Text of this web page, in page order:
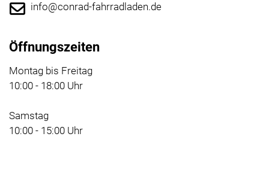
info@conrad-fahrradladen.de
Öffnungszeiten
Montag bis Freitag
10:00 - 18:00 Uhr
Samstag
10:00 - 15:00 Uhr